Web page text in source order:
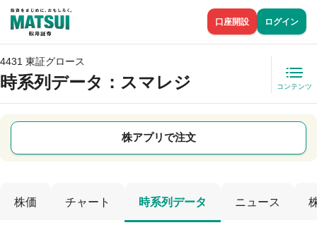
口座開設 ログイン
4431 東証グロース
時系列データ ：スマレジ コンテンツ
株アプリで注文
株価 チャート 時系列データ ニュース